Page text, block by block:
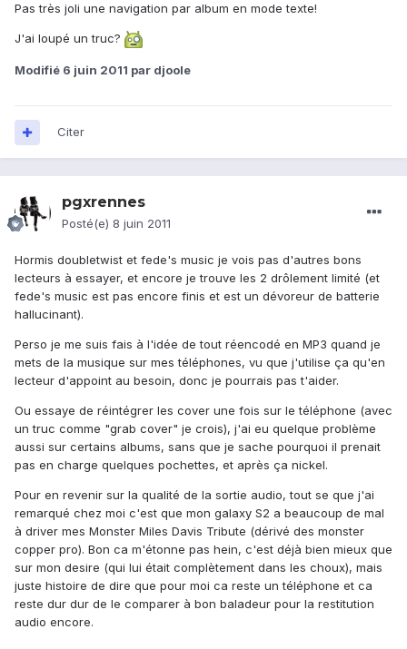
Pas très joli une navigation par album en mode texte!
J'ai loupé un truc?
Modifié 6 juin 2011 par djoole
Citer
pgxrennes
Posté(e) 8 juin 2011
Hormis doubletwist et fede's music je vois pas d'autres bons
lecteurs à essayer, et encore je trouve les 2 drôlement limité (et
fede's music est pas encore finis et est un dévoreur de batterie
hallucinant).
Perso je me suis fais à l'idée de tout réencodé en MP3 quand je
mets de la musique sur mes téléphones, vu que j'utilise ça qu'en
lecteur d'appoint au besoin, donc je pourrais pas t'aider.
Ou essaye de réintégrer les cover une fois sur le téléphone (avec
un truc comme "grab cover" je crois), j'ai eu quelque problème
aussi sur certains albums, sans que je sache pourquoi il prenait
pas en charge quelques pochettes, et après ça nickel.
Pour en revenir sur la qualité de la sortie audio, tout se que j'ai
remarqué chez moi c'est que mon galaxy S2 a beaucoup de mal
à driver mes Monster Miles Davis Tribute (dérivé des monster
copper pro). Bon ca m'étonne pas hein, c'est déjà bien mieux que
sur mon desire (qui lui était complètement dans les choux), mais
juste histoire de dire que pour moi ca reste un téléphone et ca
reste dur dur de le comparer à bon baladeur pour la restitution
audio encore.